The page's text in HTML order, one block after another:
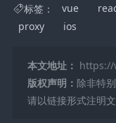
标签： vue
proxy
ios
本文地址： https://
版权声明： 除非特
请以链接形式注明文